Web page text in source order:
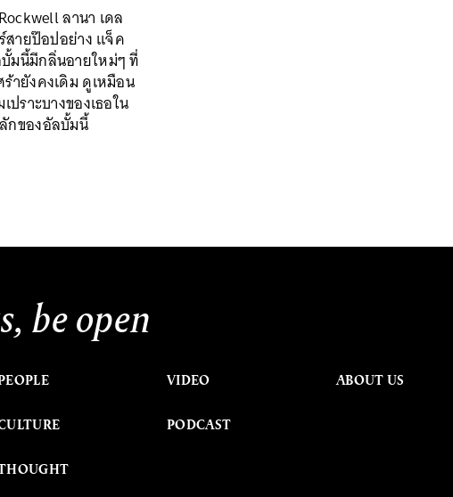
ลานา เดล
สายป๊อปอย่าง แจ็ค
มนี้มีกลิ่นอายใหม่ๆ ที่
ายังคงเดิม ดูเหมือน
ปราะบางของเธอใน
กของอัลบั้มนี้
be open
VIDEO
PODCAST
ABOUT US